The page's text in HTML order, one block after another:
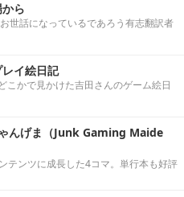
ら
世話になっているであろう有志翻訳者
イ絵日記
こかで見かけた吉田さんのゲーム絵日
ゃんげま（Junk Gaming Maide
テンツに成長した4コマ。単行本も好評